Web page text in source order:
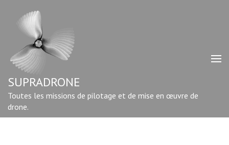
contenu
Entrée)
SUPRADRONE
Toutes les missions de pilotage et de mise en œuvre de
drone.